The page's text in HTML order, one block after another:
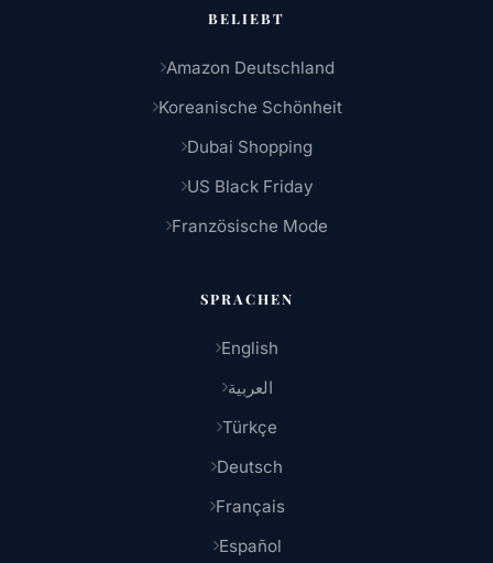
BELIEBT
Amazon Deutschland
Koreanische Schönheit
Dubai Shopping
US Black Friday
Französische Mode
SPRACHEN
English
العربية
Türkçe
Deutsch
Français
Español